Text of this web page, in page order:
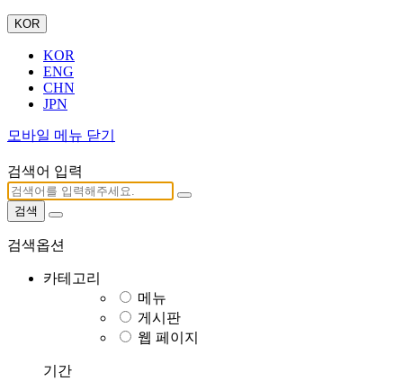
KOR
KOR
ENG
CHN
JPN
모바일 메뉴 닫기
검색어 입력
검색
검색옵션
카테고리
메뉴
게시판
웹 페이지
기간